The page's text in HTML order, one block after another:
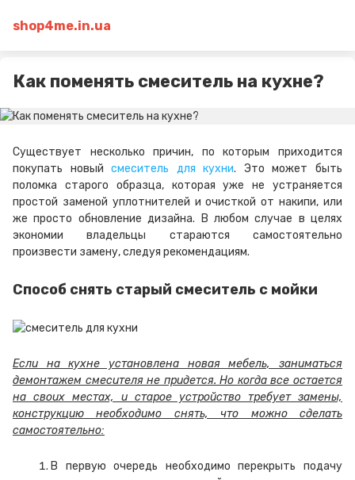
shop4me.in.ua
Как поменять смеситель на кухне?
Существует несколько причин, по которым приходится
покупать новыйсмеситель для кухни. Это может быть
поломка старого образца, которая уже не устраняется
простой заменой уплотнителей и очисткой от накипи, или
же просто обновление дизайна. В любом случае в целях
экономии владельцы стараются самостоятельно
произвести замену, следуя рекомендациям.
Способ снять старый смеситель с мойки
Если на кухне установлена новая мебель, заниматься
демонтажем смесителя не придется. Но когда все остается
на своих местах, и старое устройство требует замены,
конструкцию необходимо снять, что можно сделать
самостоятельно:
В первую очередь необходимо перекрыть подачу